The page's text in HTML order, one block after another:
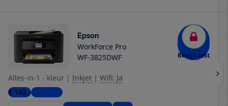
Epson
WorkForce Pro
WF-3825DWF
Bekijk test
Alles-in-1 - kleur | Inkjet | Wifi: Ja
€ 143,-4 winkels